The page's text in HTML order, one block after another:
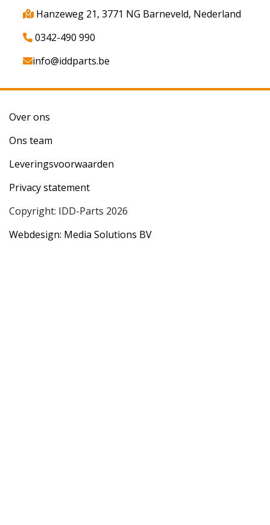
Hanzeweg 21, 3771 NG Barneveld, Nederland
0342-490 990
info@iddparts.be
Over ons
Ons team
Leveringsvoorwaarden
Privacy statement
Copyright: IDD-Parts 2026
Webdesign: Media Solutions BV